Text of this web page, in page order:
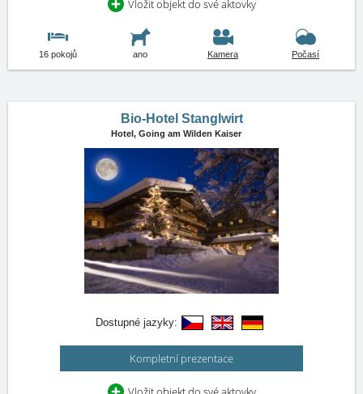
Vložit objekt do své aktovky
16 pokojů ano Kamera Počasí
Bio-Hotel Stanglwirt
Hotel, Going am Wilden Kaiser
Dostupné jazyky:
Kompletní prezentace